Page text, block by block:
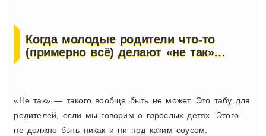
Когда молодые родители что-то
(примерно всё) делают «не так»…
«Не так» — такого вообще быть не может. Это табу для
родителей, если мы говорим о взрослых детях. Этого
не должно быть никак и ни под каким соусом.